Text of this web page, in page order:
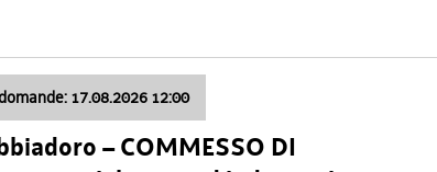
17.08.2026 12:00
– COMMESSO DI